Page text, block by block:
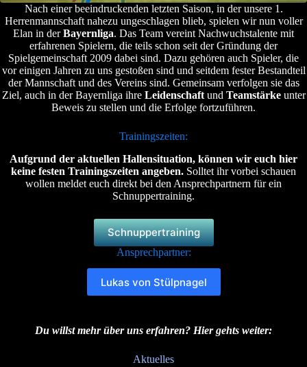
Nach einer beeindruckenden letzten Saison, in der unsere 1.
Herrenmannschaft nahezu ungeschlagen blieb, spielen wir nun voller
Elan in derBayernliga. Das Team vereint Nachwuchstalente mit
erfahrenen Spielern, die teils schon seit der Gründung der
Spielgemeinschaft 2009 dabei sind. Dazu gehören auch Spieler, die
vor einigen Jahren zu uns gestoßen sind und seitdem fester Bestandteil
der Mannschaft und des Vereins sind. Gemeinsam verfolgen sie das
Ziel, auch in der Bayernliga ihre Leidenschaft und Teamstärkeunter
Beweis zu stellen und die Erfolge fortzuführen.
Trainingszeiten:
Aufgrund der aktuellen Hallensituation, können wir euch hier
keine festen Trainingszeiten angeben. Solltet ihr vorbei schauen
wollen meldet euch direkt bei den Ansprechpartnern für ein
Schnuppertraining.
Schnuppertraining
Ansprechpartner:
Lukas von Stülpnagel
Du willst mehr über uns erfahren? Hier gehts weiter:
Aktuelles